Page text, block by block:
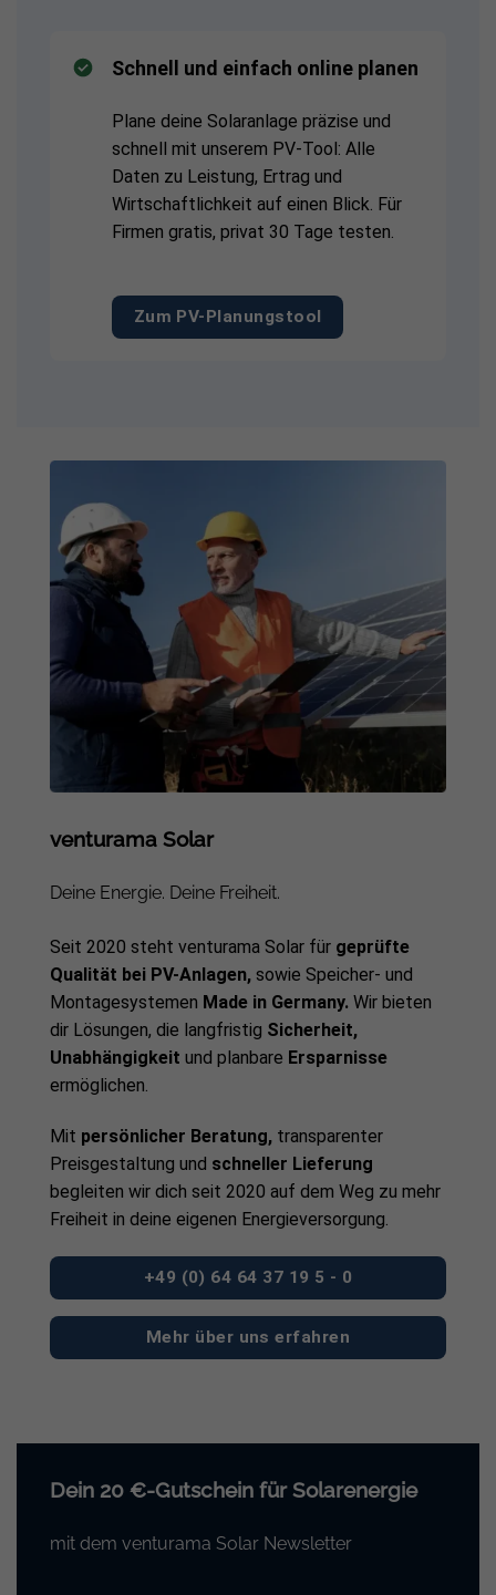
Schnell und einfach online planen
Plane deine Solaranlage präzise und
schnell mit unserem PV-Tool: Alle
Daten zu Leistung, Ertrag und
Wirtschaftlichkeit auf einen Blick. Für
Firmen gratis, privat 30 Tage testen.
Zum PV-Planungstool
venturama Solar
Deine Energie. Deine Freiheit.
Seit 2020 steht venturama Solar für geprüfte
Qualität bei PV-Anlagen, sowie Speicher- und
Montagesystemen Made in Germany. Wir bieten
dir Lösungen, die langfristig Sicherheit,
Unabhängigkeit und planbare Ersparnisse
ermöglichen.
Mit persönlicher Beratung, transparenter
Preisgestaltung und schneller Lieferung
begleiten wir dich seit 2020 auf dem Weg zu mehr
Freiheit in deine eigenen Energieversorgung.
+49 (0) 64 64 37 19 5 - 0
Mehr über uns erfahren
Dein 20 €-Gutschein für Solarenergie
mit dem venturama Solar Newsletter